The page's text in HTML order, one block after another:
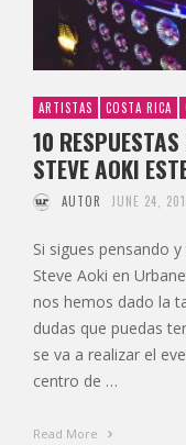
ARTISTAS COSTA RICA
10
STEVE AOKI
AUTOR JUNE 24,
Si sigues pensando
Steve Aoki en
nos hemos dado la
dudas que puedas
se va a realizar el
centro de …
Read More